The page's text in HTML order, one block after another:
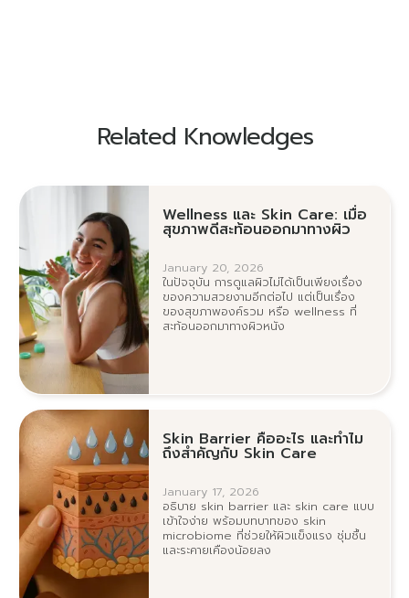
Related Knowledges
Wellness และ Skin Care: เมื่อ
สุขภาพดีสะท้อนออกมาทางผิว
January 20, 2026
ในปัจจุบัน การดูแลผิวไม่ได้เป็นเพียงเรื่อง
ของความสวยงามอีกต่อไป แต่เป็นเรื่อง
ของสุขภาพองค์รวม หรือ wellness ที่
สะท้อนออกมาทางผิวหนัง
Skin Barrier คืออะไร และทำไม
ถึงสำคัญกับ Skin Care
January 17, 2026
อธิบาย skin barrier และ skin care แบบ
เข้าใจง่าย พร้อมบทบาทของ skin
microbiome ที่ช่วยให้ผิวแข็งแรง ชุ่มชื้น
และระคายเคืองน้อยลง